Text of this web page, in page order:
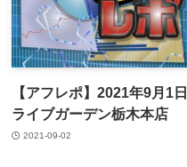
【アフレポ】2021年9月1日
ライブガーデン栃木本店
2021-09-02